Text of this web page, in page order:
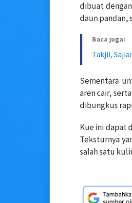
dibuat
daun pandan,
Baca juga:
Takjil,
Sementara
aren cair,
dibungkus
Kue ini dapat
Teksturnya
salah satu